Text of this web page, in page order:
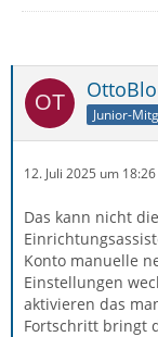
Junior-
12. Juli 2025 um 18:26
Das kann nicht
Konto manuelle
Einstellungen
aktivieren das
Fortschritt bringt